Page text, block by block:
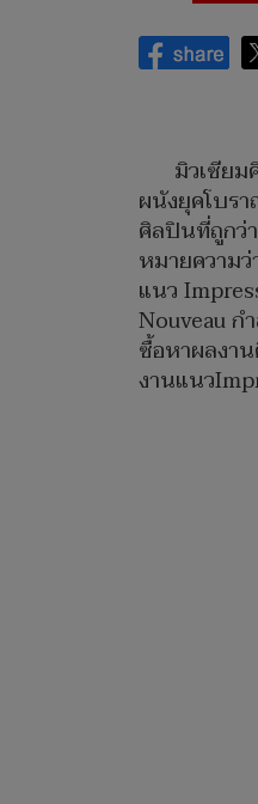
มิวเซีย
ผนังยุคโบร
ศิลปินที่ถูกว่
หมายความ
แนว
Nouveau ก
ซื้อหาผลงา
งานแนว